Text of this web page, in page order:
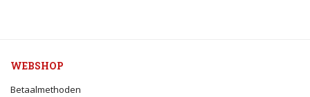
WEBSHOP
Betaalmethoden